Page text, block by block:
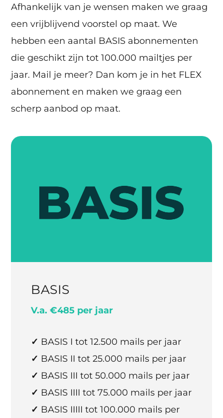
Afhankelijk van je wensen maken we graag
een vrijblijvend voorstel op maat. We
hebben een aantal BASIS abonnementen
die geschikt zijn tot 100.000 mailtjes per
jaar. Mail je meer? Dan kom je in het FLEX
abonnement en maken we graag een
scherp aanbod op maat.
BASIS
V.a. €485 per jaar
✓ BASIS I tot 12.500 mails per jaar
✓ BASIS II tot 25.000 mails per jaar
✓ BASIS III tot 50.000 mails per jaar
✓ BASIS IIII tot 75.000 mails per jaar
✓ BASIS IIIII tot 100.000 mails per